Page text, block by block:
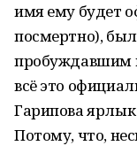
имя ему будет
посмертно),
пробуждавшим
всё это
Гарипова
Потому, что,